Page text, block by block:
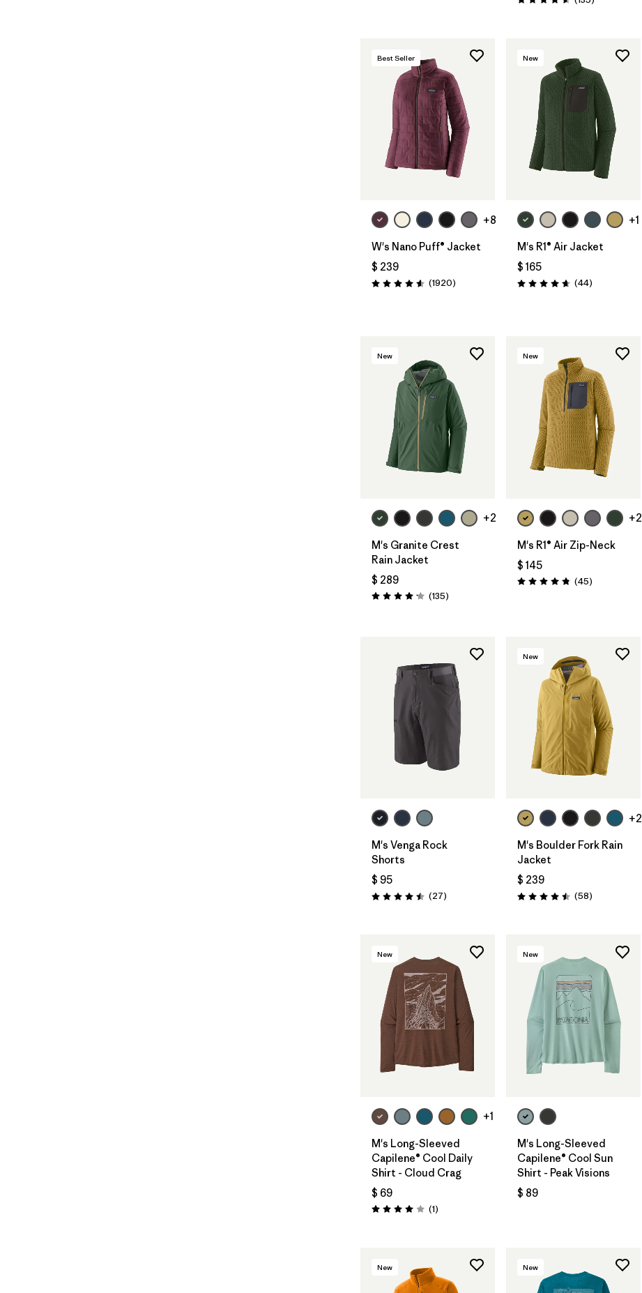
Valoración: 4.6 / 5
Best Seller
+8
W's Nano Puff® Jacket
$ 239
Valoración: 4.6 / 5
(1920Comentarios
)
New
+1
M's R1® Air Jacket
$ 165
Valoración: 4.7 / 5
(44Comentarios
)
New
+2
M's Granite Crest
Rain Jacket
$ 289
Valoración: 4.2 / 5
(135Comentarios
)
New
+2
M's R1® Air Zip-Neck
$ 145
Valoración: 4.9 / 5
(45Comentarios
)
M's Venga Rock
Shorts
$ 95
Valoración: 4.5 / 5
(27Comentarios
)
New
+2
M's Boulder Fork Rain
Jacket
$ 239
Valoración: 4.5 / 5
(58Comentarios
)
New
+1
M's Long-Sleeved
Capilene® Cool Daily
Shirt - Cloud Crag
$ 69
Valoración: 4.0 / 5
(1Comentarios
)
New
M's Long-Sleeved
Capilene® Cool Sun
Shirt - Peak Visions
$ 89
New New